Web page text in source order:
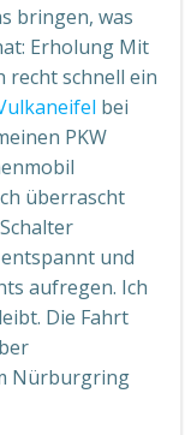
bringen, was
Erholung Mit
recht schnell ein
bei
PKW
überrascht
und
aufregen. Ich
Die Fahrt
Nürburgring